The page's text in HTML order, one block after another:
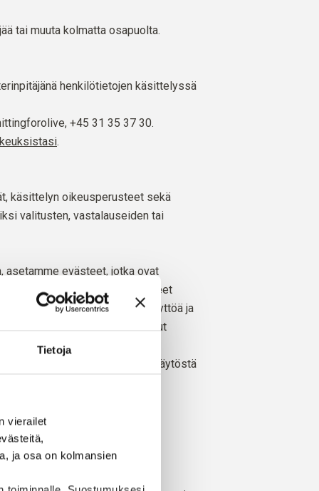
Tietoja
vierailet
ja osa on kolmansien
tai muuta kolmatta osapuolta.
henkilötietojen käsittelyssä
, +45 31 35 37 30.
.
käsittelyn oikeusperusteet sekä
valitusten, vastalauseiden tai
asetamme evästeet, jotka ovat
evästeet, markkinointievästeet
ja tuotteidemme käyttöä ja
verkkosivustollemme. Jotkut
Lisätietoja evästeiden käytöstä
Evästeiden avulla kerätyt